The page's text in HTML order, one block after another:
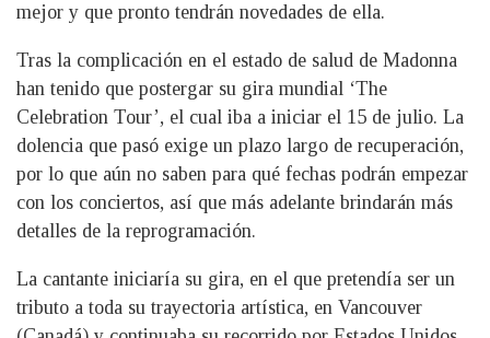
mejor y que pronto tendrán novedades de ella.
Tras la complicación en el estado de salud de Madonna
han tenido que postergar su gira mundial ‘The
Celebration Tour’, el cual iba a iniciar el 15 de julio. La
dolencia que pasó exige un plazo largo de recuperación,
por lo que aún no saben para qué fechas podrán empezar
con los conciertos, así que más adelante brindarán más
detalles de la reprogramación.
La cantante iniciaría su gira, en el que pretendía ser un
tributo a toda su trayectoria artística, en Vancouver